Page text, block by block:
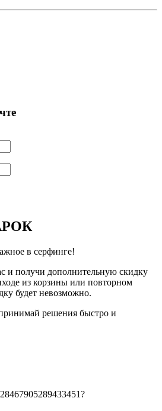
в серфинге!
и получи дополнительную скидку
из корзины или повторном
будет невозможно.
решения быстро и